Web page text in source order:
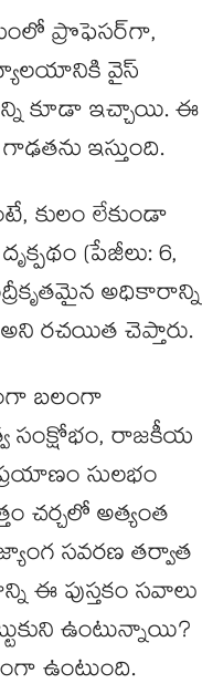
ప్రొఫెసర్‌‌గా,
వైస్
కూడా ఇచ్చాయి. ఈ
ఇస్తుంది.
కులం లేకుండా
(పేజీలు: 6,
అధికారాన్ని
రచయిత చెప్తారు.
బలంగా
సంక్షోభం, రాజకీయ
సులభం
చర్చలో అత్యంత
సవరణ తర్వాత
పుస్తకం సవాలు
ఉంటున్నాయి?
ఉంటుంది.